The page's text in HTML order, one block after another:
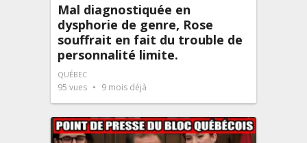
Mal diagnostiquée en
dysphorie de genre, Rose
souffrait en fait du trouble de
personnalité limite.
QUÉBEC
95 vues 9 mois déjà